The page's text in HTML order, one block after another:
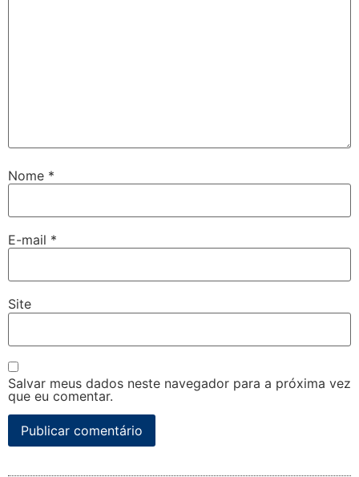
Nome *
E-mail *
Site
Salvar meus dados neste navegador para a próxima vez
que eu comentar.